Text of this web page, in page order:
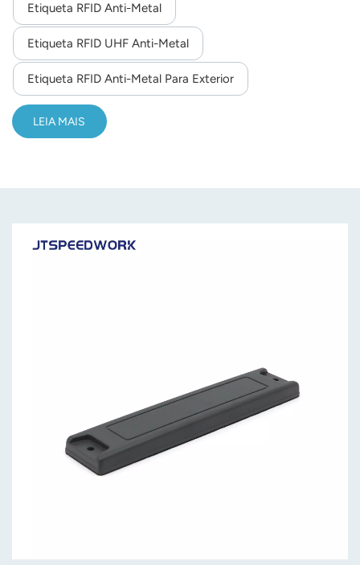
Etiqueta RFID Anti-Metal
Etiqueta RFID UHF Anti-Metal
Etiqueta RFID Anti-Metal Para Exterior
LEIA MAIS